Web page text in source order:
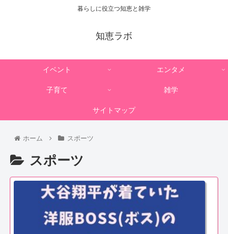
暮らしに役立つ知恵と雑学
知恵ラボ
イベント エンタメ
子育て 雑学
サイトマップ
ホーム スポーツ
スポーツ